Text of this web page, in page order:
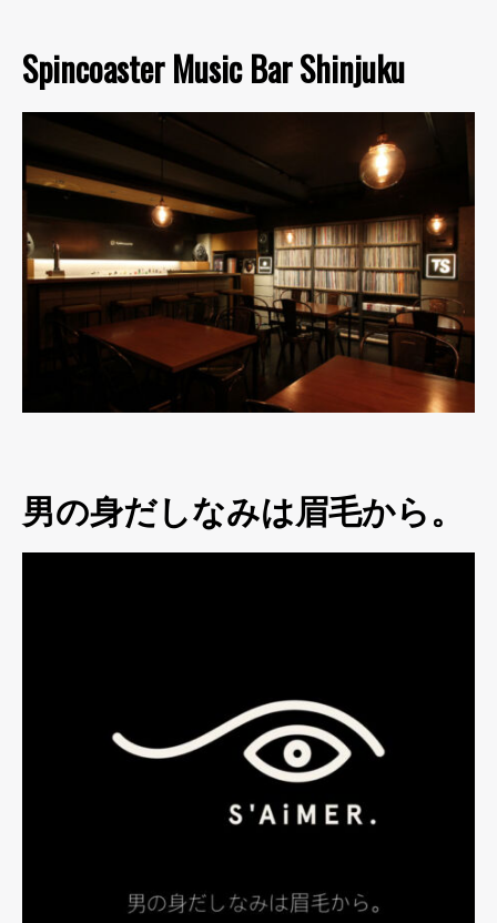
Spincoaster Music Bar Shinjuku
男の身だしなみは眉毛から。